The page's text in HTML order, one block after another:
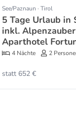
See/Paznaun · Tirol
5 Tage Urlaub in
inkl.
Aparthotel
4 Nächte 2
statt 652 €